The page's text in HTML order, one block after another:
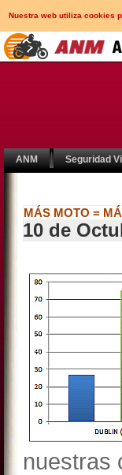
Nuestra web utiliza cookies
ANM Seguridad
MÁS MOTO =
10 de
nuestras